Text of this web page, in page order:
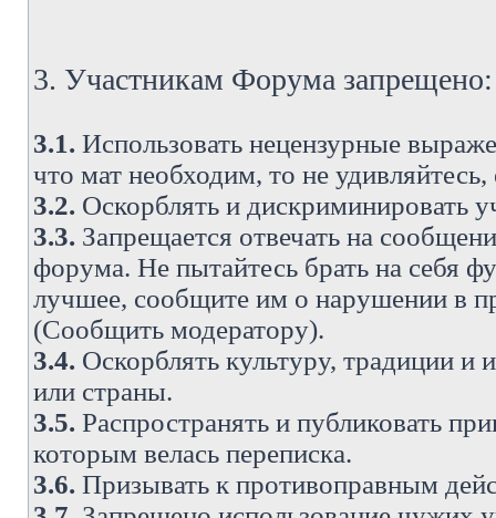
3. Участникам Форума запрещено:
3.1. Использовать нецензурные
что мат необходим, то не
3.2. Оскорблять и дискриминировать
3.3. Запрещается отвечать на
форума. Не пытайтесь брать на себя
лучшее, сообщите им о нарушении в
(Сообщить модератору).
3.4. Оскорблять культуру, традиции
или страны.
3.5. Распространять и публиковать
которым велась переписка.
3.6. Призывать к противоправным